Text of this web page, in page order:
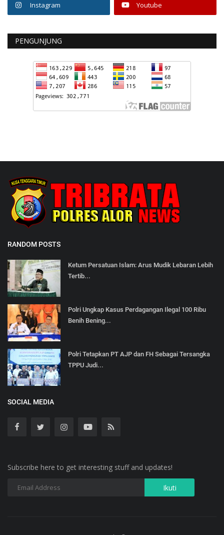
Instagram Youtube
PENGUNJUNG
RANDOM POSTS
Ketum Persatuan Islam: Arus Mudik Lebaran Lebih
Tertib...
Polri Ungkap Kasus Perdagangan Ilegal 100 Ribu
Benih Bening...
Polri Tetapkan PT AJP dan FH Sebagai Tersangka
TPPU Judi...
SOCIAL MEDIA
Subscribe here to get interesting stuff and updates!